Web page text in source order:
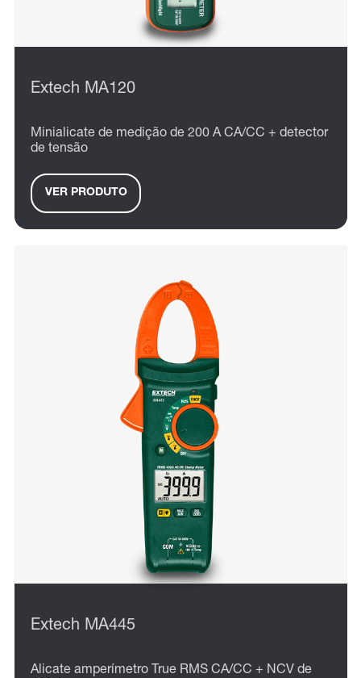
Extech MA120
Minialicate de medição de 200 A CA/CC + detector
de tensão
VER PRODUTO
Extech MA445
Alicate amperímetro True RMS CA/CC + NCV de